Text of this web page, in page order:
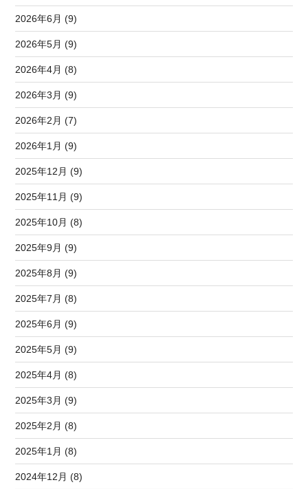
2026年6月 (9)
2026年5月 (9)
2026年4月 (8)
2026年3月 (9)
2026年2月 (7)
2026年1月 (9)
2025年12月 (9)
2025年11月 (9)
2025年10月 (8)
2025年9月 (9)
2025年8月 (9)
2025年7月 (8)
2025年6月 (9)
2025年5月 (9)
2025年4月 (8)
2025年3月 (9)
2025年2月 (8)
2025年1月 (8)
2024年12月 (8)